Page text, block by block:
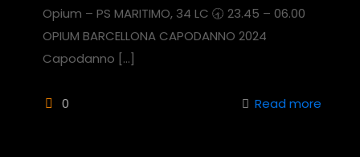
Opium – PS MARITIMO, 34 LC 🕣 23.45 – 06.00
OPIUM BARCELLONA CAPODANNO 2024
Capodanno […]
0 Read more